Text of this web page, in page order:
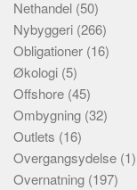
Nethandel (50)
Nybyggeri (266)
Obligationer (16)
Økologi (5)
Offshore (45)
Ombygning (32)
Outlets (16)
Overgangsydelse (1)
Overnatning (197)